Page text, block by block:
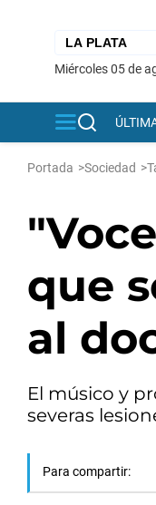
miércoles 05 de
Portada >Sociedad >
que
al
El músico y
severas
Para compartir: